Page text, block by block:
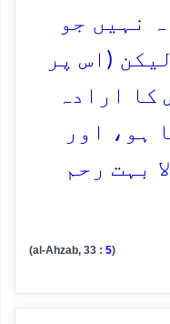
نہیں جو
(اس پر
کا ارادہ
ہو، اور
بہت رحم
(al-Ahzab, 33 : 5)